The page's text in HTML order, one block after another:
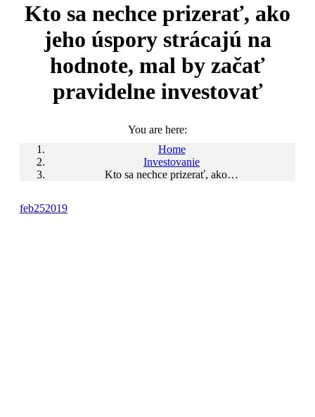
Kto sa nechce prizerať, ako
jeho úspory strácajú na
hodnote, mal by začať
pravidelne investovať
You are here:
Home
Investovanie
Kto sa nechce prizerať, ako…
feb252019